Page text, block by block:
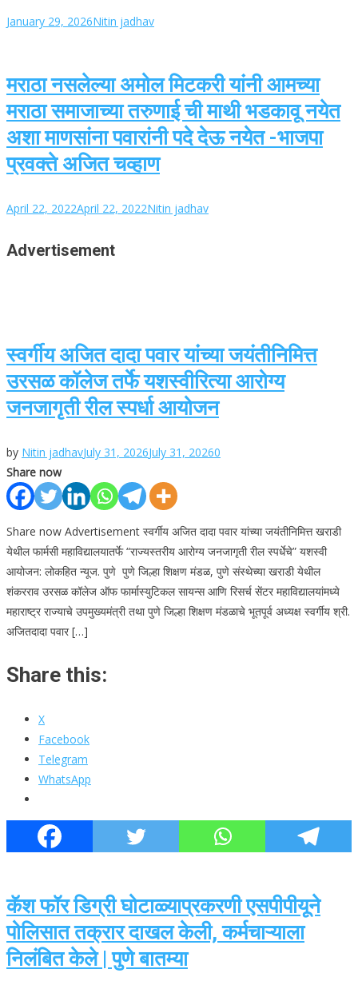
January 29, 2026Nitin jadhav
मराठा नसलेल्या अमोल मिटकरी यांनी आमच्या
मराठा समाजाच्या तरुणाई ची माथी भडकावू नयेत
अशा माणसांना पवारांनी पदे देऊ नयेत -भाजपा
प्रवक्ते अजित चव्हाण
April 22, 2022April 22, 2022Nitin jadhav
Advertisement
स्वर्गीय अजित दादा पवार यांच्या जयंतीनिमित्त
उरसळ कॉलेज तर्फे यशस्वीरित्या आरोग्य
जनजागृती रील स्पर्धा आयोजन
by Nitin jadhavJuly 31, 2026July 31, 20260
Share now
Share now Advertisement स्वर्गीय अजित दादा पवार यांच्या जयंतीनिमित्त खराडी
येथील फार्मसी महाविद्यालयातर्फे “राज्यस्तरीय आरोग्य जनजागृती रील स्पर्धेचे” यशस्वी
आयोजन: लोकहित न्यूज. पुणे पुणे जिल्हा शिक्षण मंडळ, पुणे संस्थेच्या खराडी येथील
शंकरराव उरसळ कॉलेज ऑफ फार्मास्युटिकल सायन्स आणि रिसर्च सेंटर महाविद्यालयांमध्ये
महाराष्ट्र राज्याचे उपमुख्यमंत्री तथा पुणे जिल्हा शिक्षण मंडळाचे भूतपूर्व अध्यक्ष स्वर्गीय श्री.
अजितदादा पवार […]
Share this:
X
Facebook
Telegram
WhatsApp
कॅश फॉर डिग्री घोटाळ्याप्रकरणी एसपीपीयूने
पोलिसात तक्रार दाखल केली, कर्मचाऱ्याला
निलंबित केले | पुणे बातम्या